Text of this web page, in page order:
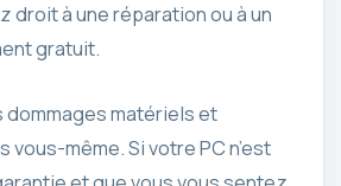
droit à une réparation ou à un
gratuit.
dommages matériels et
même. Si votre PC n’est